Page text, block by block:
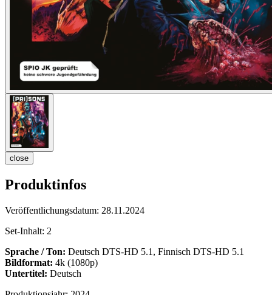
close
Produktinfos
Veröffentlichungsdatum: 28.11.2024
Set-Inhalt: 2
Sprache / Ton: Deutsch DTS-HD 5.1, Finnisch DTS-HD 5.1
Bildformat: 4k (1080p)
Untertitel: Deutsch